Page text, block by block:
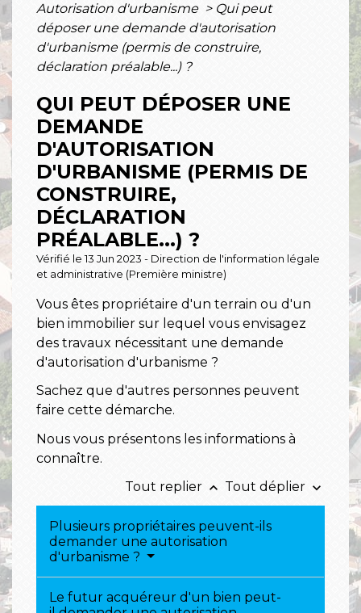
Autorisation d'urbanisme > Qui peut
déposer une demande d'autorisation
d'urbanisme (permis de construire,
déclaration préalable...) ?
QUI PEUT DÉPOSER UNE
DEMANDE
D'AUTORISATION
D'URBANISME (PERMIS DE
CONSTRUIRE,
DÉCLARATION
PRÉALABLE...) ?
Vérifié le 13 Jun 2023 - Direction de l'information légale
et administrative (Première ministre)
Vous êtes propriétaire d'un terrain ou d'un
bien immobilier sur lequel vous envisagez
des travaux nécessitant une demande
d'autorisation d'urbanisme ?
Sachez que d'autres personnes peuvent
faire cette démarche.
Nous vous présentons les informations à
connaître.
Tout replier keyboard_arrow_up Tout déplier keyboard_arrow_down
Plusieurs propriétaires peuvent-ils
demander une autorisation
d'urbanisme ?
Le futur acquéreur d'un bien peut-